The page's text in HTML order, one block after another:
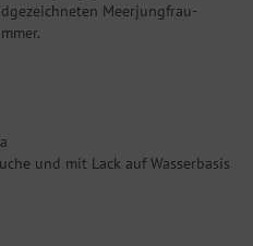
Meerjungfrau-
und mit Lack auf Wasserbasis